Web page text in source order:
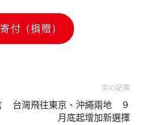
付 (捐贈)
次の記事
台灣飛往東京、沖繩兩地 ９
月底起增加新選擇